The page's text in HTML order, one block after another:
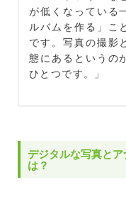
が低くなっている
ルバムを作る」こ
です。写真の撮影
態にあるというの
ひとつです。」
デジタルな写真と
は？